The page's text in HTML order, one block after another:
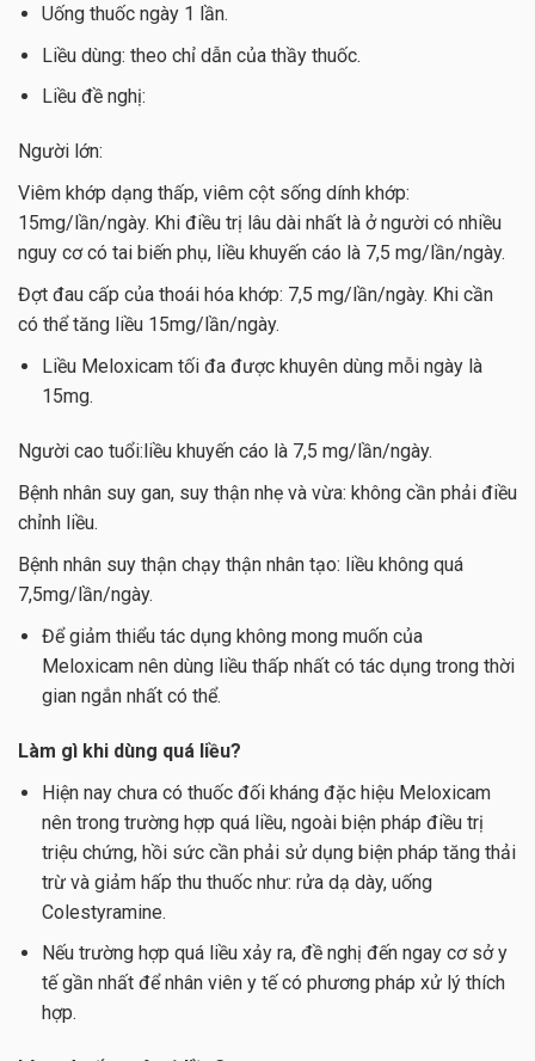
Uống thuốc ngày 1 lần.
Liều dùng: theo chỉ dẫn của thầy thuốc.
Liều đề nghị:
Người lớn:
Viêm khớp dạng thấp, viêm cột sống dính khớp:
15mg/lần/ngày. Khi điều trị lâu dài nhất là ở người có nhiều
nguy cơ có tai biến phụ, liều khuyến cáo là 7,5 mg/lần/ngày.
Đợt đau cấp của thoái hóa khớp: 7,5 mg/lần/ngày. Khi cần
có thể tăng liều 15mg/lần/ngày.
Liều Meloxicam tối đa được khuyên dùng mỗi ngày là
15mg.
Người cao tuổi:liều khuyến cáo là 7,5 mg/lần/ngày.
Bệnh nhân suy gan, suy thận nhẹ và vừa: không cần phải điều
chỉnh liều.
Bệnh nhân suy thận chạy thận nhân tạo: liều không quá
7,5mg/lần/ngày.
Để giảm thiểu tác dụng không mong muốn của
Meloxicam nên dùng liều thấp nhất có tác dụng trong thời
gian ngắn nhất có thể.
Làm gì khi dùng quá liều?
Hiện nay chưa có thuốc đối kháng đặc hiệu Meloxicam
nên trong trường hợp quá liều, ngoài biện pháp điều trị
triệu chứng, hồi sức cần phải sử dụng biện pháp tăng thải
trừ và giảm hấp thu thuốc như: rửa dạ dày, uống
Colestyramine.
Nếu trường hợp quá liều xảy ra, đề nghị đến ngay cơ sở y
tế gần nhất để nhân viên y tế có phương pháp xử lý thích
hợp.